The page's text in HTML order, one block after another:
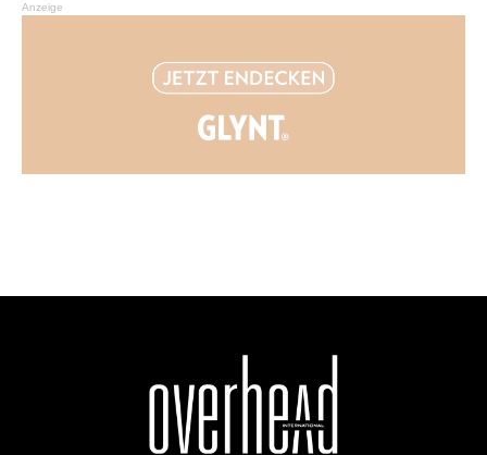
Anzeige